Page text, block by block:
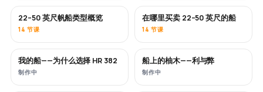
即将推出
22–50 英尺帆船类型概览
14 节课
即将推出
在哪里买卖 22–50 英尺的船
14 节课
即将推出
我的船——为什么选择 HR 382
制作中
即将推出
船上的柚木——利与弊
制作中